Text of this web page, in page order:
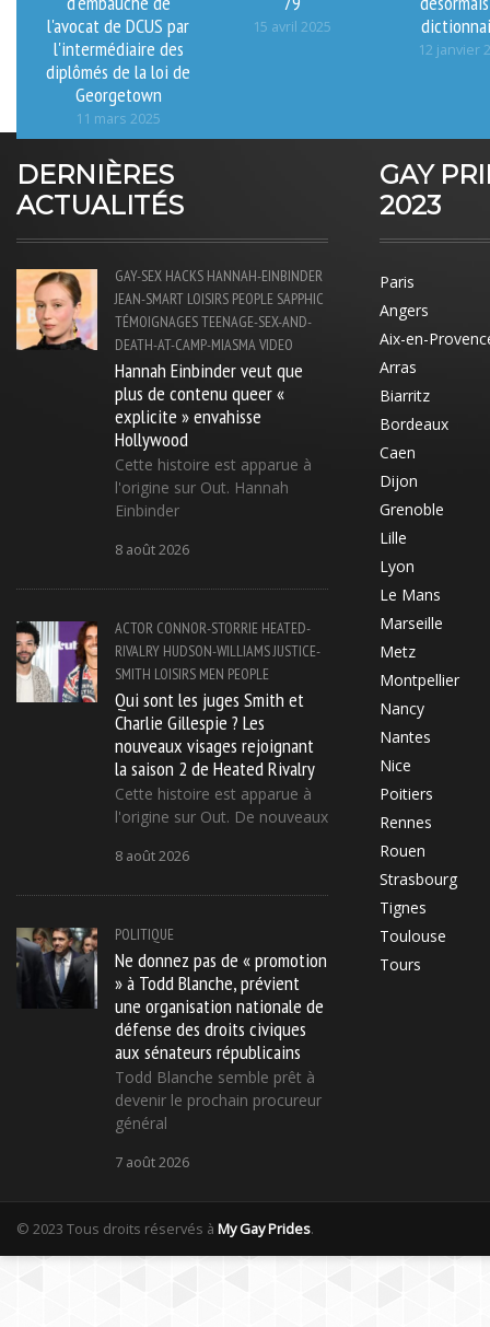
l'avocat de DCUS par
l'intermédiaire des
diplômés de la loi de
Georgetown
11 mars 2025
15 avril 2025
12 janvier
DERNIÈRES
ACTUALITÉS
GAY-SEX HACKS HANNAH-EINBINDER
JEAN-SMART LOISIRS PEOPLE SAPPHIC
TÉMOIGNAGESTEENAGE-SEX-AND-
DEATH-AT-CAMP-MIASMAVIDEO
Hannah Einbinder veut que
plus de contenu queer «
explicite » envahisse
Hollywood
Cette histoire est apparue à
l'origine sur Out. Hannah
Einbinder
8 août 2026
ACTOR CONNOR-STORRIE HEATED-
RIVALRY HUDSON-WILLIAMSJUSTICE-
SMITH LOISIRS MEN PEOPLE
Qui sont les juges Smith et
Charlie Gillespie ? Les
nouveaux visages rejoignant
la saison 2 de Heated Rivalry
Cette histoire est apparue à
l'origine sur Out. De nouveaux
8 août 2026
POLITIQUE
Ne donnez pas de « promotion
» à Todd Blanche, prévient
une organisation nationale de
défense des droits civiques
aux sénateurs républicains
Todd Blanche semble prêt à
devenir le prochain procureur
général
7 août 2026
GAY
2023
Paris
Angers
Aix-en-
Arras
Biarritz
Bordeaux
Caen
Dijon
Grenoble
Lille
Lyon
Le Mans
Marseille
Metz
Montpellier
Nancy
Nantes
Nice
Poitiers
Rennes
Rouen
Strasbourg
Tignes
Toulouse
Tours
© 2023 Tous droits réservés à My Gay Prides.